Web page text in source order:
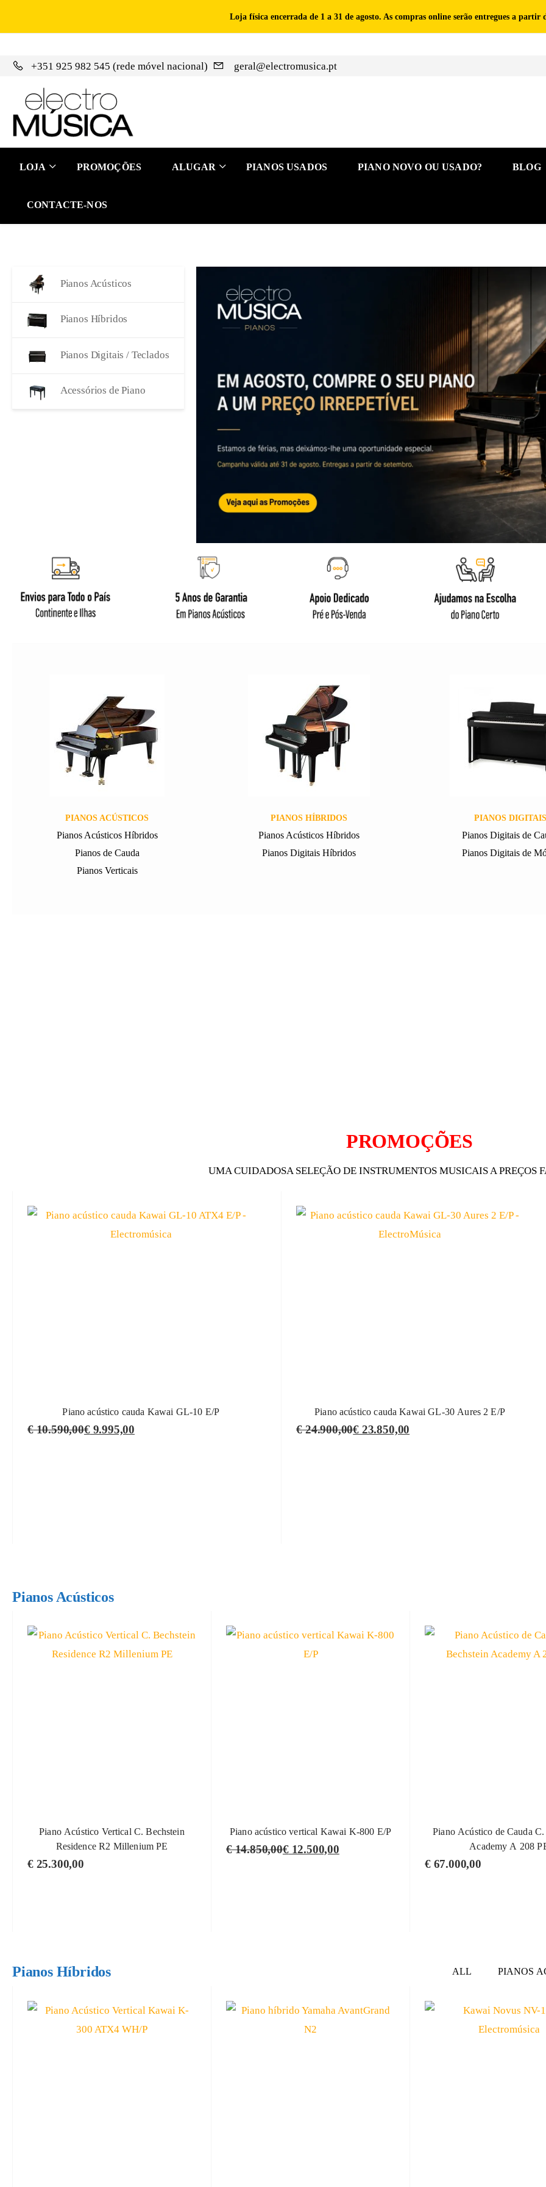
Loja física encerrada de 1 a 31 de agosto. As compras online serão entregues a partir
+351 925 982 545 (rede móvel nacional) geral@electromusica.pt
LOJA PROMOÇÕES ALUGAR PIANOS USADOS PIANO NOVO OU USADO? BLOG
CONTACTE-NOS
Pianos Acústicos
Pianos Híbridos
Pianos Digitais / Teclados
Acessórios de Piano
PIANOS ACÚSTICOS
Pianos Acústicos Híbridos
Pianos de Cauda
Pianos Verticais
PIANOS HÍBRIDOS
Pianos Acústicos Híbridos
Pianos Digitais Híbridos
PIANOS DIGITAIS
Pianos Digitais de
Pianos Digitais de
PROMOÇÕES
UMA CUIDADOSA SELEÇÃO DE INSTRUMENTOS MUSICAIS A PREÇOS
Piano acústico cauda Kawai GL-10 E/P
€10.590,00€9.995,00
Piano acústico cauda Kawai GL-30 Aures 2 E/P
€24.900,00€ 23.850,00
Pianos Acústicos
Piano Acústico Vertical C. Bechstein
Residence R2 Millenium PE
€25.300,00
Piano acústico vertical Kawai K-800 E/P
€14.850,00€12.500,00
Piano Acústico de Cauda
Academy A 208
€67.000,00
Pianos Híbridos ALL PIANOS